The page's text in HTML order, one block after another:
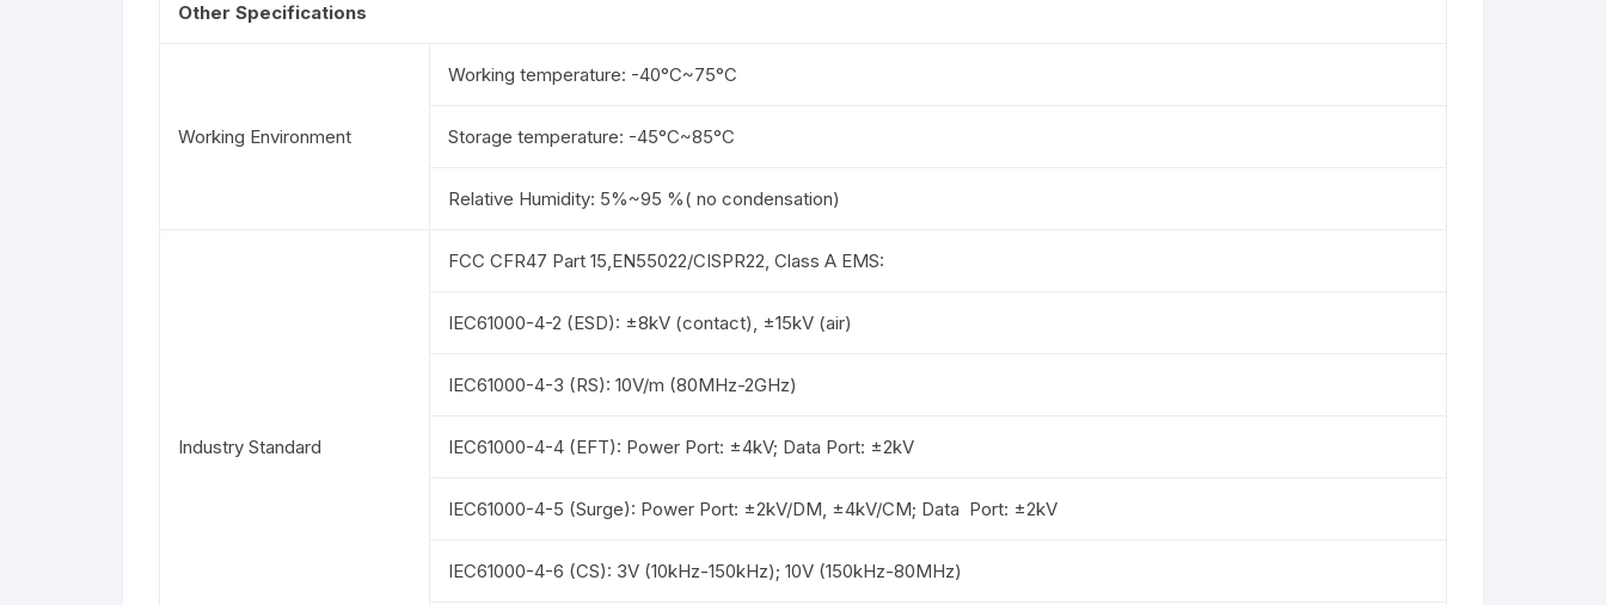
Other Specifications
Working Environment
Working temperature: -40°C~75°C
Storage temperature: -45°C~85°C
Relative Humidity: 5%~95 %( no condensation)
Industry Standard
FCC CFR47 Part 15,EN55022/CISPR22, Class A EMS:
IEC61000-4-2 (ESD): ±8kV (contact), ±15kV (air)
IEC61000-4-3 (RS): 10V/m (80MHz-2GHz)
IEC61000-4-4 (EFT): Power Port: ±4kV; Data Port: ±2kV
IEC61000-4-5 (Surge): Power Port: ±2kV/DM, ±4kV/CM; Data Port: ±2kV
IEC61000-4-6 (CS): 3V (10kHz-150kHz); 10V (150kHz-80MHz)